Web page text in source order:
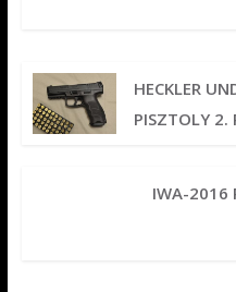
HECKLER
PISZTOLY 2.
IWA-2016